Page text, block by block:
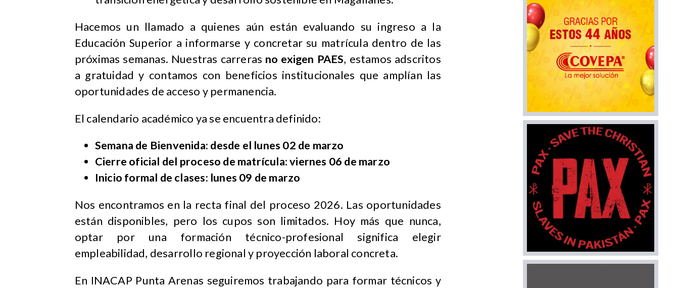
Hacemos un llamado a quienes aún están evaluando su ingreso a la
Educación Superior a informarse y concretar su matrícula dentro de las
próximas semanas. Nuestras carreras no exigen PAES, estamos adscritos
a gratuidad y contamos con beneficios institucionales que amplían las
oportunidades de acceso y permanencia.
El calendario académico ya se encuentra definido:​
Semana de Bienvenida: desde el lunes 02 de marzo
Cierre oficial del proceso de matrícula: viernes 06 de marzo
Inicio formal de clases: lunes 09 de marzo
Nos encontramos en la recta final del proceso 2026. Las oportunidades
están disponibles, pero los cupos son limitados. Hoy más que nunca,
optar por una formación técnico-profesional significa elegir
empleabilidad, desarrollo regional y proyección laboral concreta.
En INACAP Punta Arenas seguiremos trabajando para formar técnicos y